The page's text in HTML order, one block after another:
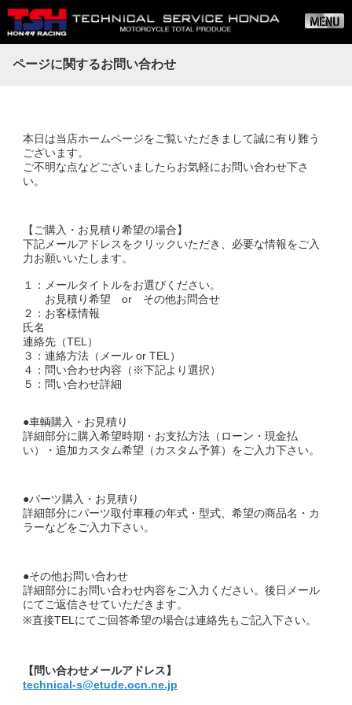
ページに関するお問い合わせ
本日は当店ホームページをご覧いただきまして誠に有り難う
ございます。
ご不明な点などございましたらお気軽にお問い合わせ下さ
い。
【ご購入・お見積り希望の場合】
下記メールアドレスをクリックいただき、必要な情報をご入
力お願いいたします。
１：メールタイトルをお選びください。
お見積り希望 or その他お問合せ
２：お客様情報
氏名
連絡先（TEL）
３：連絡方法（メール or TEL）
４：問い合わせ内容（※下記より選択）
５：問い合わせ詳細
●車輌購入・お見積り
詳細部分に購入希望時期・お支払方法（ローン・現金払
い）・追加カスタム希望（カスタム予算）をご入力下さい。
●パーツ購入・お見積り
詳細部分にパーツ取付車種の年式・型式、希望の商品名・カ
ラーなどをご入力下さい。
●その他お問い合わせ
詳細部分にお問い合わせ内容をご入力ください。後日メール
にてご返信させていただきます。
※直接TELにてご回答希望の場合は連絡先もご記入下さい。
【問い合わせメールアドレス】
technical-s@etude.ocn.ne.jp